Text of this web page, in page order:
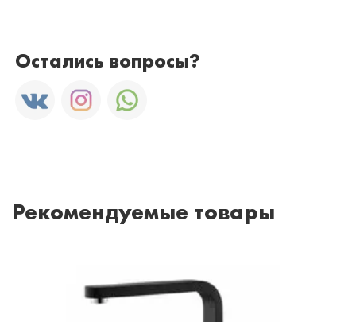
Остались вопросы?
Рекомендуемые товары